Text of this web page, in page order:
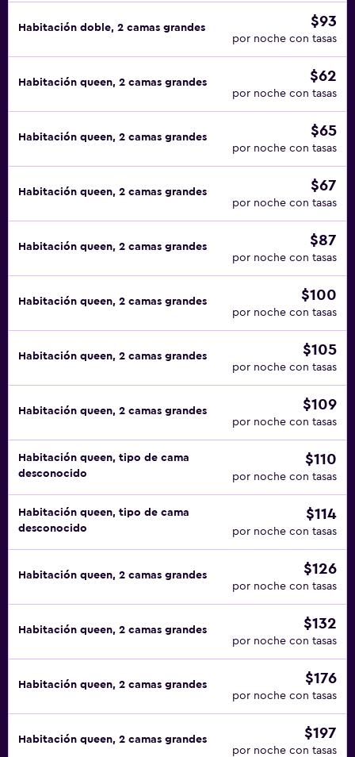
Habitación doble, 2 camas grandes $93
por noche con tasas
Habitación queen, 2 camas grandes $62
por noche con tasas
Habitación queen, 2 camas grandes $65
por noche con tasas
Habitación queen, 2 camas grandes $67
por noche con tasas
Habitación queen, 2 camas grandes $87
por noche con tasas
Habitación queen, 2 camas grandes $100
por noche con tasas
Habitación queen, 2 camas grandes $105
por noche con tasas
Habitación queen, 2 camas grandes $109
por noche con tasas
Habitación queen, tipo de cama
desconocido
$110
por noche con tasas
Habitación queen, tipo de cama
desconocido
$114
por noche con tasas
Habitación queen, 2 camas grandes $126
por noche con tasas
Habitación queen, 2 camas grandes $132
por noche con tasas
Habitación queen, 2 camas grandes $176
por noche con tasas
Habitación queen, 2 camas grandes $197
por noche con tasas